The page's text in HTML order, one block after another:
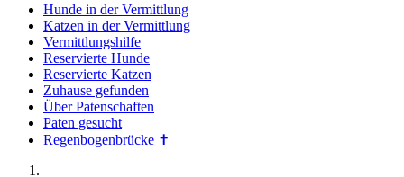
Hunde in der Vermittlung
Katzen in der Vermittlung
Vermittlungshilfe
Reservierte Hunde
Reservierte Katzen
Zuhause gefunden
Über Patenschaften
Paten gesucht
Regenbogenbrücke ✝